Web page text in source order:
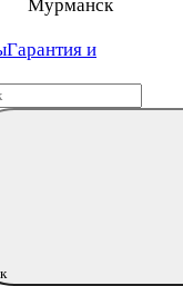
Мурманск
Гарантия и